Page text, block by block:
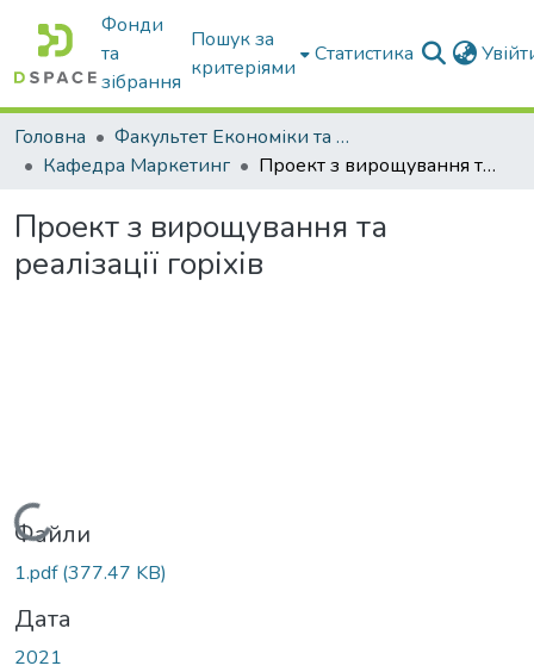
Фонди
та
зібрання
Пошук за
критеріями
Статистика
Головна
Факультет Економіки та бізнесу
Кафедра Маркетинг
Проект з вирощування та реалізації горіхів
Проект з вирощування та
реалізації горіхів
Вантажиться...
Файли
1.pdf(377.47 KB)
Дата
2021